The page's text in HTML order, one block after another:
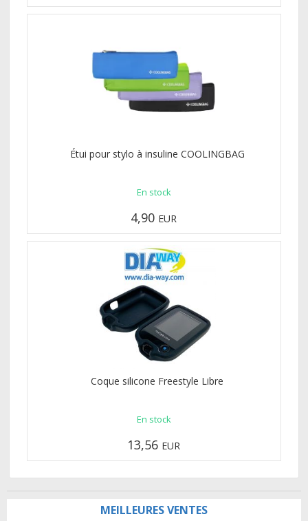
Étui pour stylo à insuline COOLINGBAG
En stock
4,90 EUR
Coque silicone Freestyle Libre
En stock
13,56 EUR
MEILLEURES VENTES